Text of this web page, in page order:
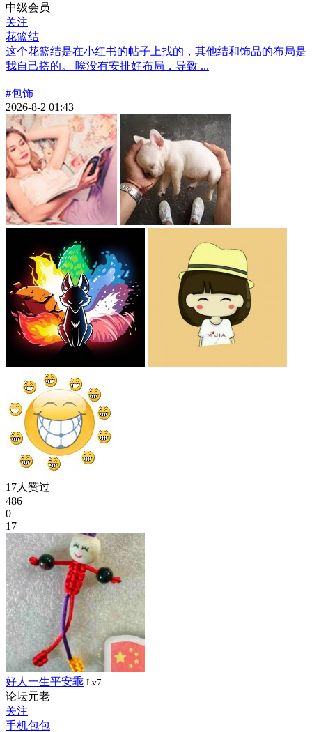
中级会员
关注
花篮结
这个花篮结是在小红书的帖子上找的，其他结和饰品的布局是
我自己搭的。 唉没有安排好布局，导致 ...
#包饰
2026-8-2 01:43
17人赞过
486
0
17
好人一生平安乖 Lv7
论坛元老
关注
手机包包